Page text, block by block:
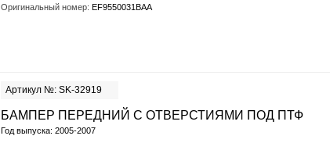
Оригинальный номер: EF9550031BAA
Артикул №: SK-32919
БАМПЕР ПЕРЕДНИЙ С ОТВЕРСТИЯМИ ПОД ПТФ
Год выпуска: 2005-2007